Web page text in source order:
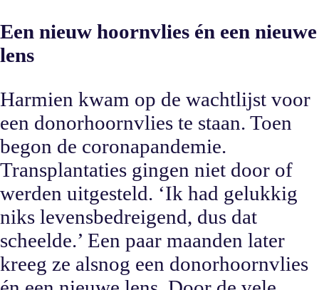
Een nieuw hoornvlies én een nieuwe
lens
Harmien kwam op de wachtlijst voor
een donorhoornvlies te staan. Toen
begon de coronapandemie.
Transplantaties gingen niet door of
werden uitgesteld. ‘Ik had gelukkig
niks levensbedreigend, dus dat
scheelde.’ Een paar maanden later
kreeg ze alsnog een donorhoornvlies